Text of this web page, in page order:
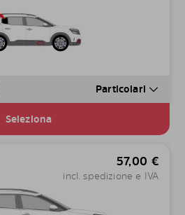
Particolari
Seleziona
57,00 €
incl. spedizione e IVA